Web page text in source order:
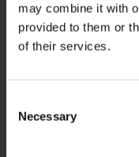
may combine it with
provided to them or
of their services.
Selection
Necessary
Wetsuits
Kneeboarden